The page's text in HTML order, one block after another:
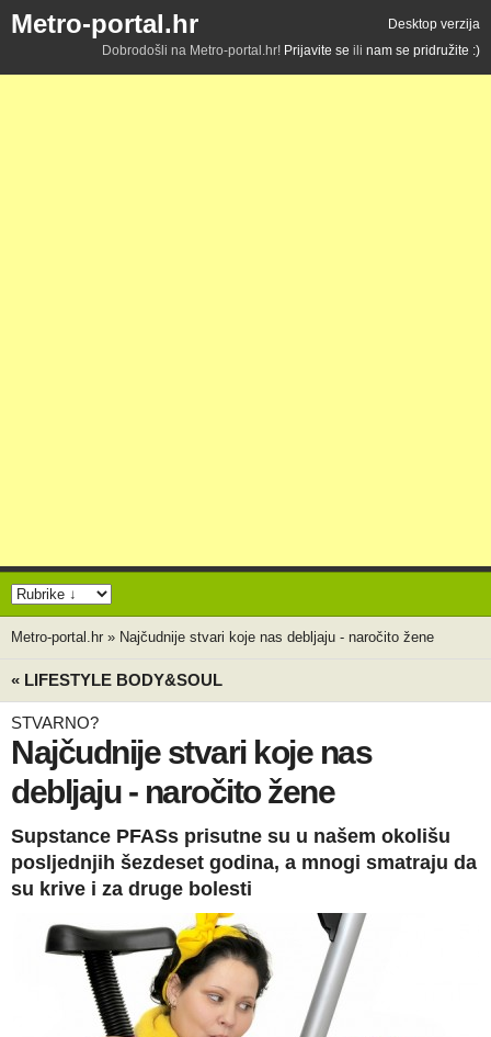
Metro-portal.hr
Desktop verzija
Dobrodošli na Metro-portal.hr! Prijavite se ili nam se pridružite :)
Metro-portal.hr » Najčudnije stvari koje nas debljaju - naročito žene
« LIFESTYLE BODY&SOUL
STVARNO?
Najčudnije stvari koje nas
debljaju - naročito žene
Supstance PFASs prisutne su u našem okolišu
posljednjih šezdeset godina, a mnogi smatraju da
su krive i za druge bolesti